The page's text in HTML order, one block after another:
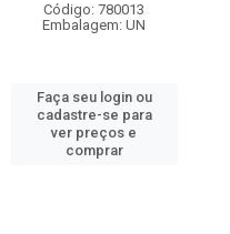
Código: 780013
Embalagem: UN
Faça seu login ou
cadastre-se para
ver preços e
comprar